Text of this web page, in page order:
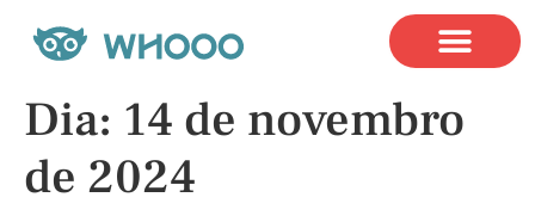
Dia: 14 de novembro
de 2024